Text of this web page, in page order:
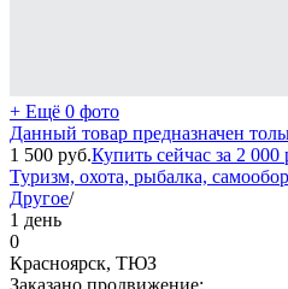
+ Ещё 0 фото
Данный товар предназначен
1 500 руб.Купить сейчас за 2 000
Туризм, охота, рыбалка,
Другое/
1 день
0
Красноярск, ТЮЗ
Заказано продвижение: